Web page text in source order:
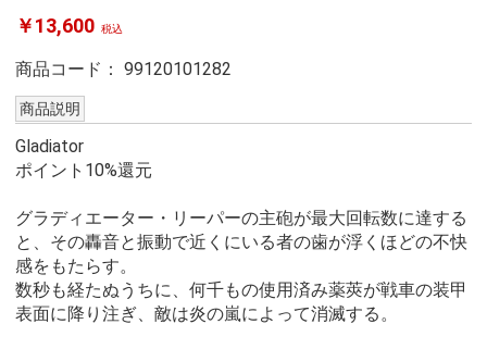
￥13,600 税込
商品コード： 99120101282
商品説明
Gladiator
ポイント10%還元
グラディエーター・リーパーの主砲が最大回転数に達する
と、その轟音と振動で近くにいる者の歯が浮くほどの不快
感をもたらす。
数秒も経たぬうちに、何千もの使用済み薬莢が戦車の装甲
表面に降り注ぎ、敵は炎の嵐によって消滅する。